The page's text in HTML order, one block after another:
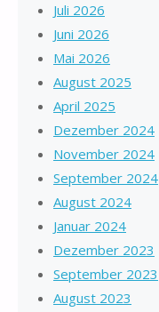
Juli 2026
Juni 2026
Mai 2026
August 2025
April 2025
Dezember 2024
November 2024
September 2024
August 2024
Januar 2024
Dezember 2023
September 2023
August 2023